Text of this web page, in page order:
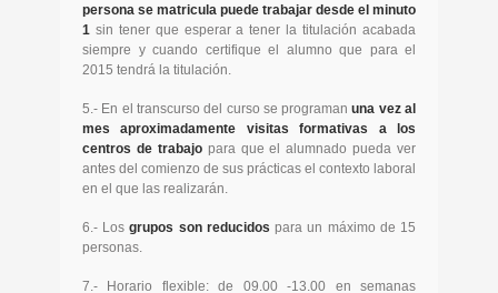
persona se matricula puede trabajar desde el minuto
1 sin tener que esperar a tener la titulación acabada
siempre y cuando certifique el alumno que para el
2015 tendrá la titulación.
5.- En el transcurso del curso se programanuna vez al
mes aproximadamente visitas formativas a los
centros de trabajopara que el alumnado pueda ver
antes del comienzo de sus prácticas el contexto laboral
en el que las realizarán.
6.- Losgrupos son reducidos para un máximo de 15
personas.
7.- Horario flexible: de 09.00 -13.00 en semanas